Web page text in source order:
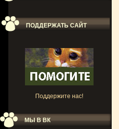
ПОДДЕРЖАТЬ САЙТ
Поддержите нас!
МЫ В ВК